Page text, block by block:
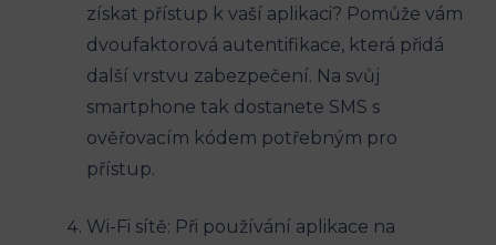
získat přístup k vaší aplikaci? Pomůže vám
dvoufaktorová autentifikace, která přidá
další vrstvu zabezpečení. Na svůj
smartphone tak dostanete SMS s
ověřovacím kódem potřebným pro
přístup.
Wi-Fi sítě: Při používání aplikace na